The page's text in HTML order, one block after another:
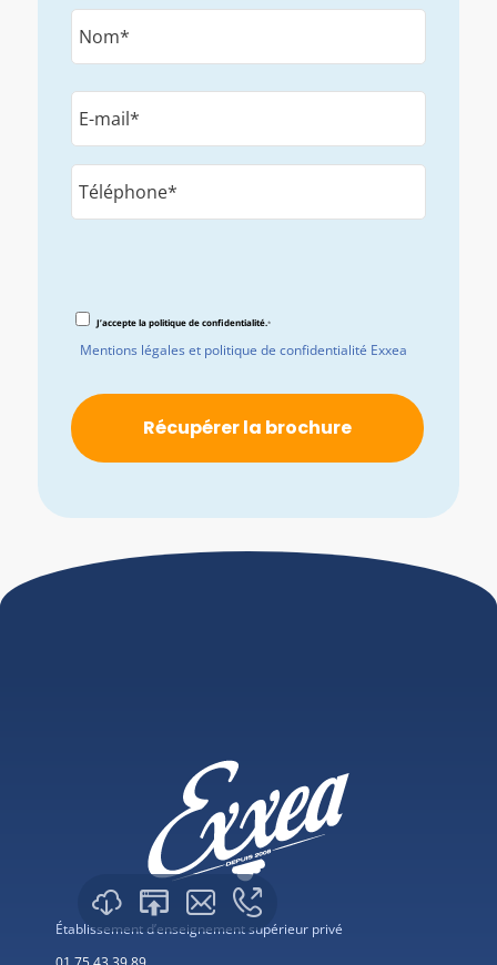
mail
*
RGPDJ’accepte la politique de confidentialité.*
Mentions légales et politique de confidentialité Exxea
CAPTCHA
Établissement d’enseignement supérieur privé